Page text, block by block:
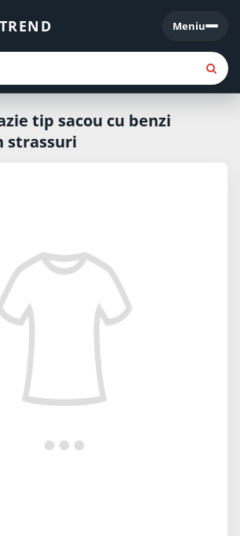
Meniu
Meniu
tip sacou cu benzi
strassuri